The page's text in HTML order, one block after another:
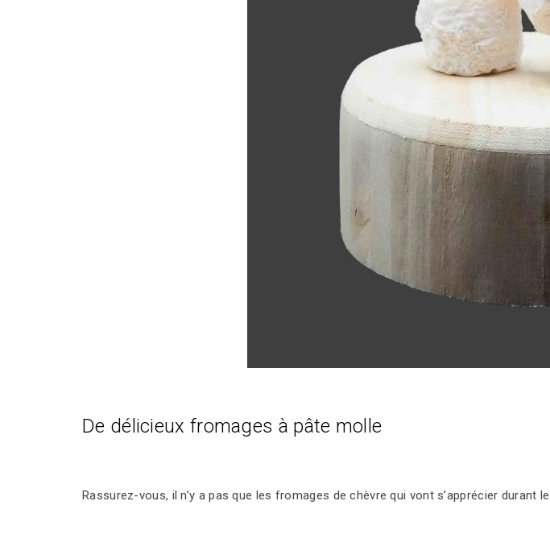
De délicieux fromages à pâte molle
Rassurez-vous, il n’y a pas que les fromages de chèvre qui vont s’apprécier durant